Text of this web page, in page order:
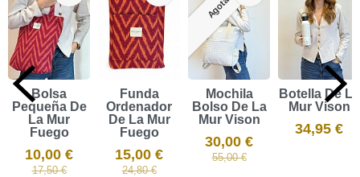
Bolsa
Pequeña De
La Mur
Fuego
10,00 €
17,50 €
Funda
Ordenador
De La Mur
Fuego
15,00 €
24,80 €
Mochila
Bolso De La
Mur Vison
30,00 €
55,00 €
Botella De La
Mur Vison
34,95 €